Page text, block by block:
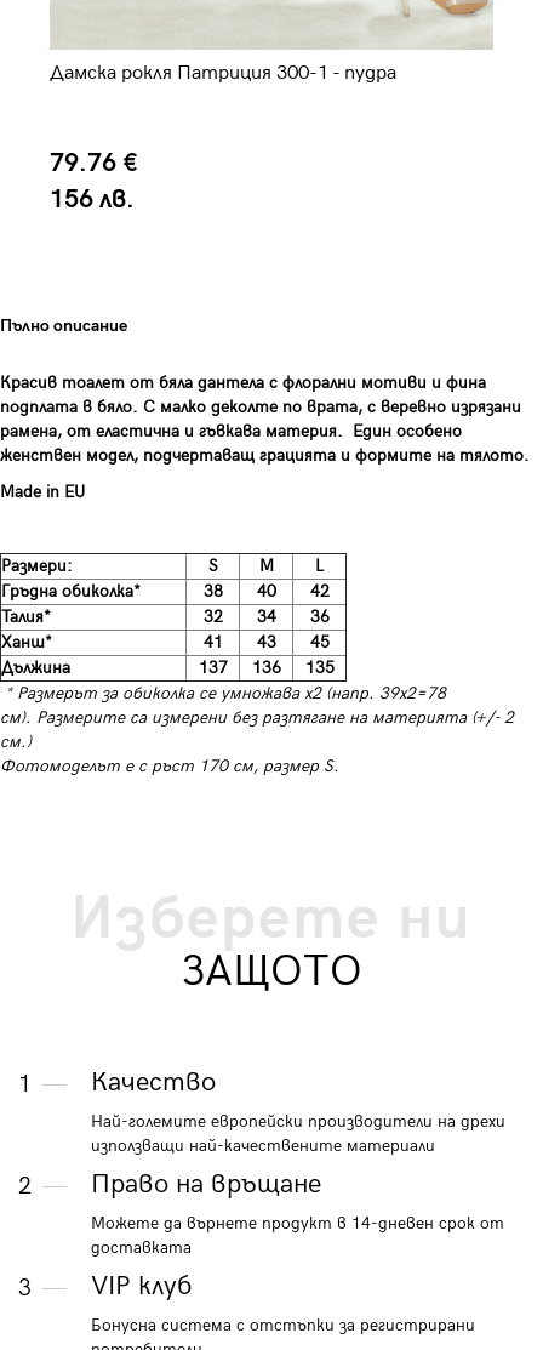
Дамска рокля Патриция 300-1 - пудра
79.76 €
156 лв.
Пълно описание
Красив тоалет от бяла дантела с флорални мотиви и фина
подплата в бяло. С малко деколте по врата, с веревно изрязани
рамена, от еластична и гъвкава материя. Един особено
женствен модел, подчертаващ грацията и формите на тялото.
Made in EU
Размери: S M
L
Гръдна обиколка*
38 40
42
Талия*
32 34
36
Ханш*
41 43
45
Дължина
137 136
135
* Размерът за обиколка се умножава х2 (напр. 39х2=78
см). Размерите са измерени без разтягане на материята (+/- 2
см.)
Фотомоделът е с ръст 170 см, размер S.
Изберете ни
ЗАЩОТО
1 Качество
Най-големите европейски производители на дрехи
използващи най-качествените материали
2 Право на връщане
Можете да върнете продукт в 14-дневен срок от
доставката
3 VIP клуб
Бонусна система с отстъпки за регистрирани